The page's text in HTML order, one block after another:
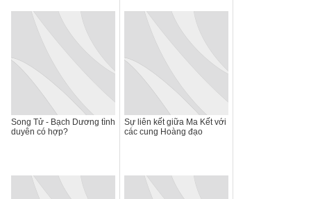
Song Tử - Bạch Dương tình
duyên có hợp?
Sự liên kết giữa Ma Kết với
các cung Hoàng đạo